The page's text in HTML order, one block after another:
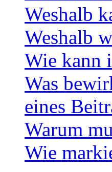
Weshalb
Weshalb
Wie kann
Was
eines
Warum
Wie